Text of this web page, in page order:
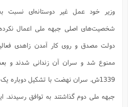
وزیر خود عمل غیر دوستانه‌ای نسبت
شخصیت‌های اصلی جبهه ملی اعمال
دولت مصدق و روی کار آمدن زاهدی
ممنوع شد و سران آن زندانی شدند و
1339ش. سران نهضت با تشکیل دوباره
جبهه ملی دوم گذاشتند به توافق رسیدند.